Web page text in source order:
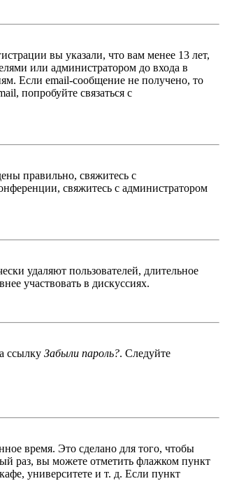
вы указали, что вам менее 13 лет,
или администратором до входа в
Если email-сообщение не получено, то
попробуйте связаться с
правильно, свяжитесь с
свяжитесь с администратором
удаляют пользователей, длительное
участвовать в дискуссиях.
ссылку Забыли пароль?. Следуйте
время. Это сделано для того, чтобы
раз, вы можете отметить флажком пункт
университете и т. д. Если пункт